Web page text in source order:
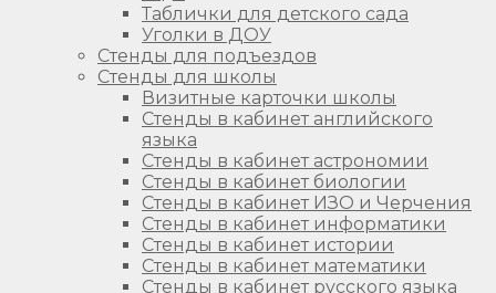
Таблички для детского сада
Уголки в ДОУ
Стенды для подъездов
Стенды для школы
Визитные карточки школы
Стенды в кабинет английского
языка
Стенды в кабинет астрономии
Стенды в кабинет биологии
Стенды в кабинет ИЗО и Черчения
Стенды в кабинет информатики
Стенды в кабинет истории
Стенды в кабинет математики
Стенды в кабинет русского языка